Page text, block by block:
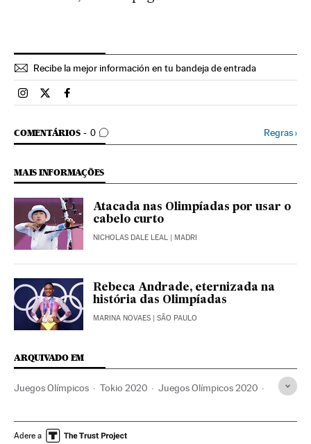
Recibe la mejor información en tu bandeja de entrada
Esportes El País Brasil en Instagram
Esportes El País Brasil en Twitter
Esportes El País Brasil en Facebook
COMENTÁRIOS 0
COMENTÁRIOS Regras›
MAIS INFORMAÇÕES
Atacada nas Olimpíadas por usar o
cabelo curto
NICHOLAS DALE LEAL | MADRI
Rebeca Andrade, eternizada na
história das Olimpíadas
MARINA NOVAES | SÃO PAULO
ARQUIVADO EM
Juegos Olímpicos Tokio 2020 Juegos Olímpicos 2020
Alexandr Lukashenko COI
Adere a